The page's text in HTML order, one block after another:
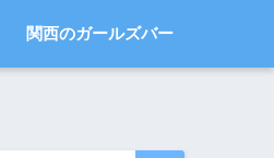
関西のガールズバー